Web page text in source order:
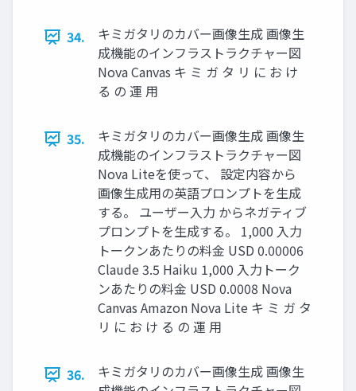
34.
キミガタリのカバー画像生成 画像生
成機能のインフラストラクチャー図
Nova Canvas キ ミ ガ タ リ に お け
る の 運 用
35.
キミガタリのカバー画像生成 画像生
成機能のインフラストラクチャー図
Nova Liteを使って、 設定内容から
画像生成用の英語プロンプトを生成
する。 ユーザー入力 からネガティブ
プロンプトを生成する。 1,000 入力
トークンあたりの料金 USD 0.00006
Claude 3.5 Haiku 1,000 入力トーク
ンあたりの料金 USD 0.0008 Nova
Canvas Amazon Nova Lite キ ミ ガ タ
リ に お け る の 運 用
36.
キミガタリのカバー画像生成 画像生